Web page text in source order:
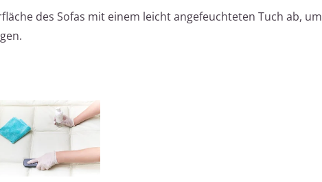
des Sofas mit einem leicht angefeuchteten Tuch ab, um